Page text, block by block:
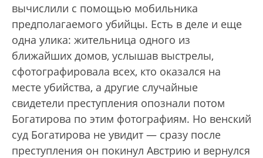
вычислили с помощью мобильника
предполагаемого убийцы. Есть в деле и еще
одна улика: жительница одного из
ближайших домов, услышав выстрелы,
сфотографировала всех, кто оказался на
месте убийства, а другие случайные
свидетели преступления опознали потом
Богатирова по этим фотографиям. Но венский
суд Богатирова не увидит — сразу после
преступления он покинул Австрию и вернулся